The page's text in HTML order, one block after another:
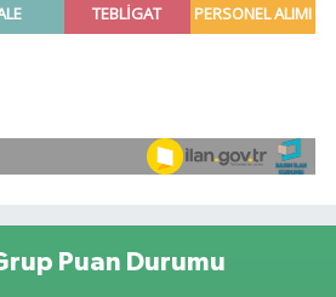
Puan Durumu